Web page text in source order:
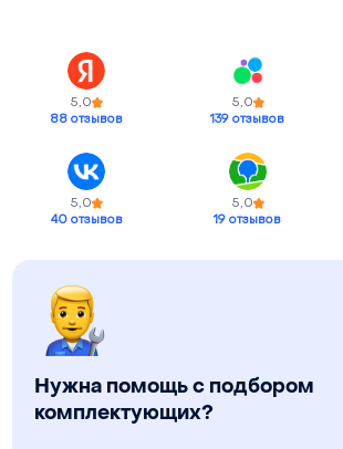
5,0
88 отзывов
5,0
139 отзывов
5,0
40 отзывов
5,0
19 отзывов
Нужна помощь с подбором
комплектующих?